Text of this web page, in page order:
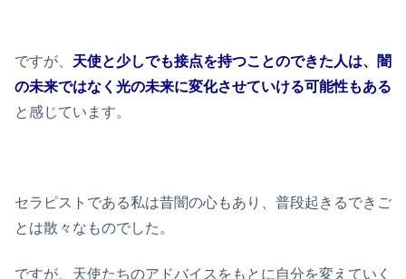
ですが、 天使と少しでも接点を持つことのできた人は、闇
の未来ではなく光の未来に変化させていける可能性もある
と感じています。
セラピストである私は昔闇の心もあり、普段起きるできご
とは散々なものでした。
ですが、天使たちのアドバイスをもとに自分を変えていく